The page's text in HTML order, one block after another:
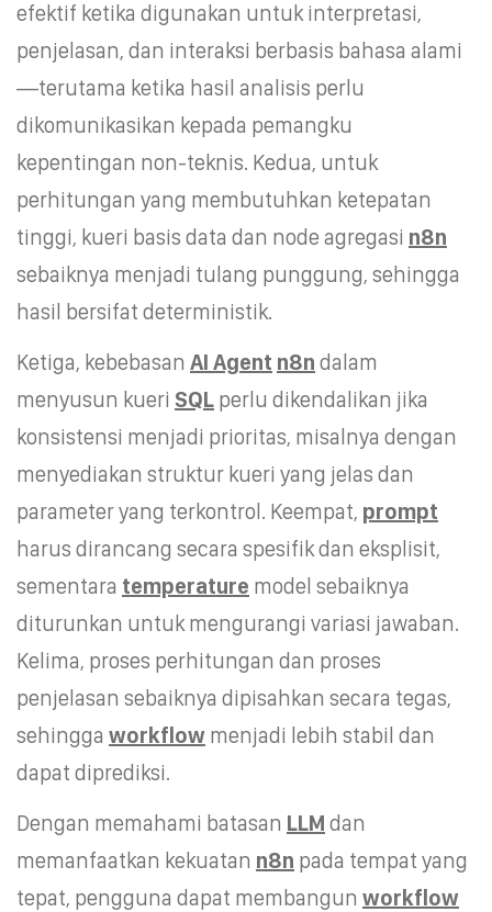
efektif ketika digunakan untuk interpretasi,
penjelasan, dan interaksi berbasis bahasa alami
—terutama ketika hasil analisis perlu
dikomunikasikan kepada pemangku
kepentingan non-teknis. Kedua, untuk
perhitungan yang membutuhkan ketepatan
tinggi, kueri basis data dan node agregasi n8n
sebaiknya menjadi tulang punggung, sehingga
hasil bersifat deterministik.
Ketiga, kebebasan AI Agent n8n dalam
menyusun kueri SQL perlu dikendalikan jika
konsistensi menjadi prioritas, misalnya dengan
menyediakan struktur kueri yang jelas dan
parameter yang terkontrol. Keempat, prompt
harus dirancang secara spesifik dan eksplisit,
sementara temperature model sebaiknya
diturunkan untuk mengurangi variasi jawaban.
Kelima, proses perhitungan dan proses
penjelasan sebaiknya dipisahkan secara tegas,
sehingga workflow menjadi lebih stabil dan
dapat diprediksi.
Dengan memahami batasan LLM dan
memanfaatkan kekuatan n8n pada tempat yang
tepat, pengguna dapat membangun workflow